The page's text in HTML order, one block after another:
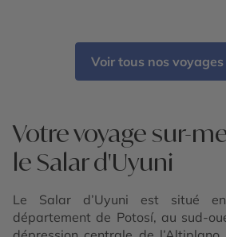
Voir tous nos
Votre voyage sur-
le Salar d'Uyuni
Le Salar d’Uyuni est situé
département de Potosí, au sud-